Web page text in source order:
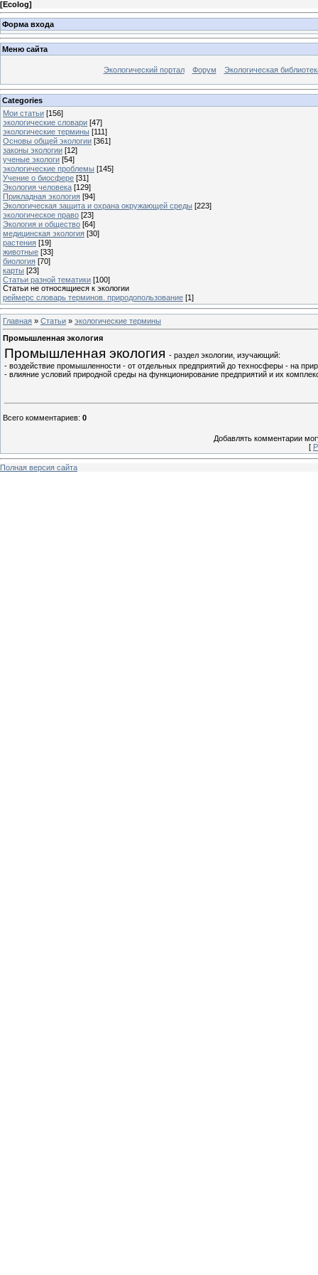
[Ecolog]
Форма входа
Меню сайта
Экологический портал Форум Экологическая
Categories
Мои статьи [156]
экологические словари [47]
экологические термины [111]
Основы общей экологии [361]
законы экологии [12]
ученые экологи [54]
экологические проблемы [145]
Учение о биосфере [31]
Экология человека [129]
Прикладная экология [94]
Экологическая защита и охрана окружающей среды [223]
экологическое право [23]
Экология и общество [64]
медицинская экология [30]
растения [19]
животные [33]
биология [70]
карты [23]
Статьи разной тематики [100]
Статьи не относящиеся к экологии
реймерс словарь терминов. природопользование [1]
Главная » Статьи » экологические термины
Промышленная экология
Промышленная экология - раздел экологии, изучающий:
- воздействие промышленности - от отдельных предприятий до техносферы - на
- влияние условий природной среды на функционирование предприятий и их
Всего комментариев: 0
Добавлять комментарии
[
Полная версия сайта